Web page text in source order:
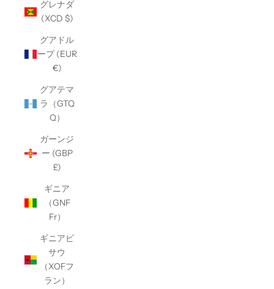
グレナダ
(XCD $)
グアドル
ープ (EUR
€)
グアテマ
ラ（GTQ
Q）
ガーンジ
ー (GBP
£)
ギニア
（GNF
Fr）
ギニアビ
サウ
（XOFフ
ラン）